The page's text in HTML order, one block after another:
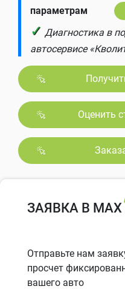
параметрам
✓ Диагностика в
автосервисе
Оценить
ЗАЯВКА В MAX
Отправьте нам
просчет
вашего авто